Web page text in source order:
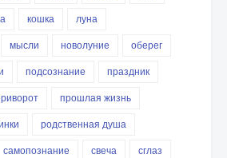
кошка
луна
мысли новолуние
оберег
подсознание
праздник
прошлая жизнь
родственная душа
самопознание свеча
сглаз